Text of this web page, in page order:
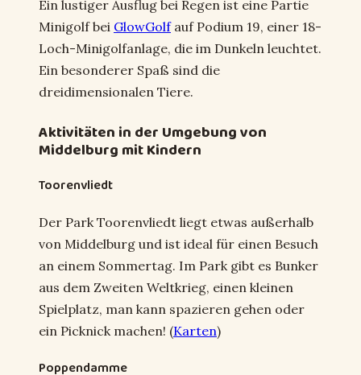
Ein lustiger Ausflug bei Regen ist eine Partie
Minigolf bei GlowGolfauf Podium 19, einer 18-
Loch-Minigolfanlage, die im Dunkeln leuchtet.
Ein besonderer Spaß sind die
dreidimensionalen Tiere.
Aktivitäten in der Umgebung von
Middelburg mit Kindern
Toorenvliedt
Der Park Toorenvliedt liegt etwas außerhalb
von Middelburg und ist ideal für einen Besuch
an einem Sommertag. Im Park gibt es Bunker
aus dem Zweiten Weltkrieg, einen kleinen
Spielplatz, man kann spazieren gehen oder
ein Picknick machen! (Karten)
Poppendamme